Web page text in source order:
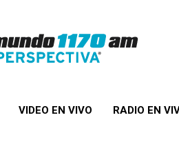
VIDEO EN VIVO RADIO EN